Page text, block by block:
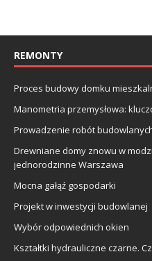
REMONTY
Proces budowy domku
Manometria przemysłowa:
Prowadzenie robót
Drewniane domy znowu w
jednorodzinne Warszawa
Mocna gałąź gospodarki
Projekt w inwestycji budowlanej
Wybór odpowiednich okien
Kształtki hydrauliczne czarne.